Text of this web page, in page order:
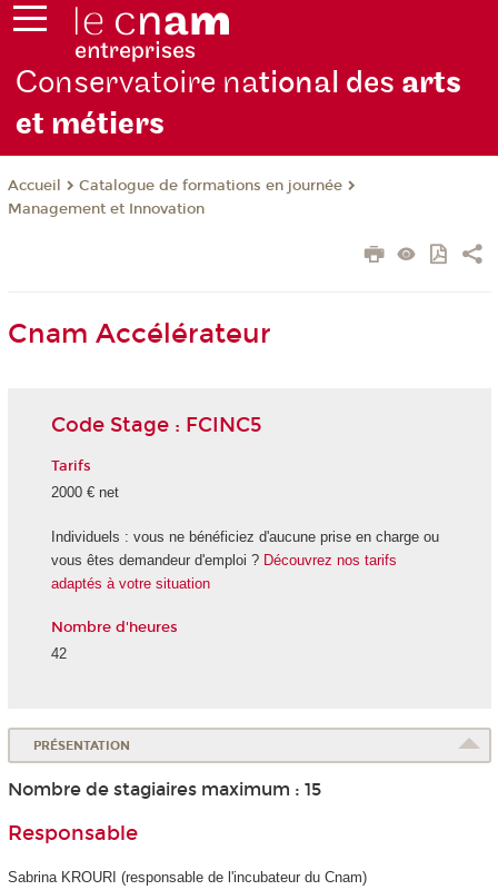
Conservatoire national des arts
et métiers
Accueil
Catalogue de formations en journée
Management et Innovation
Cnam Accélérateur
Code Stage : FCINC5
Tarifs
2000 € net
Individuels : vous ne bénéficiez d'aucune prise en charge ou
vous êtes demandeur d'emploi ? Découvrez nos tarifs
adaptés à votre situation
Nombre d'heures
42
PRÉSENTATION
Nombre de stagiaires maximum : 15
Responsable
Sabrina KROURI (responsable de l'incubateur du Cnam)